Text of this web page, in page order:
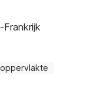
Frankrijk